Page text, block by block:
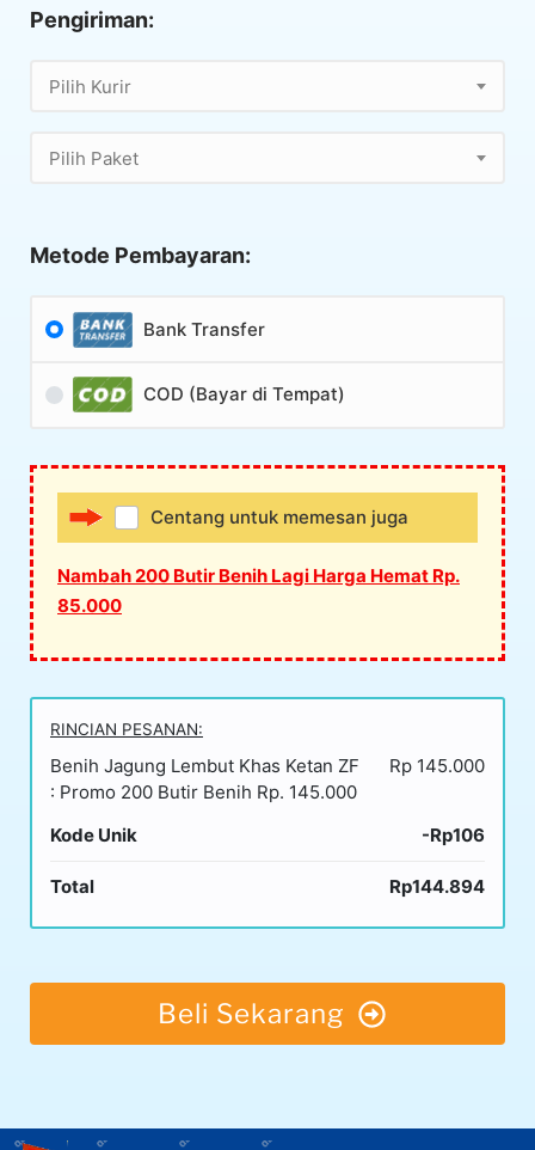
Pengiriman:
Pilih Kurir
Pilih Paket
Metode Pembayaran:
Bank Transfer
COD (Bayar di Tempat)
Centang untuk memesan juga
Nambah 200 Butir Benih Lagi Harga Hemat Rp.
85.000
RINCIAN PESANAN:
Benih Jagung Lembut Khas Ketan ZF
: Promo 200 Butir Benih Rp. 145.000
Rp 145.000
Kode Unik -Rp106
Total Rp144.894
Beli Sekarang